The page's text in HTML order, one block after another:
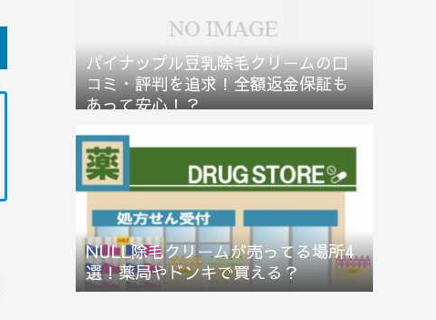
パイナップル豆乳除毛クリームの口
コミ・評判を追求！全額返金保証も
あって安心！？
NULL除毛クリームが売ってる場所4
選！薬局やドンキで買える？